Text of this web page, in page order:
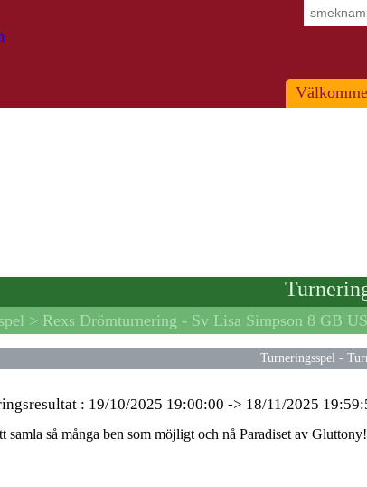
> Rexs Drömturnering - Sv Lisa Simpson 8 GB
Turneringsspel -
: 19/10/2025 19:00:00 -> 18/11/2025